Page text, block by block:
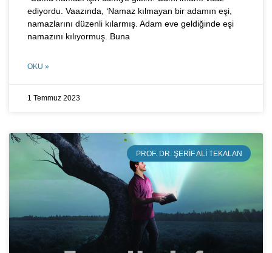
ediyordu. Vaazında, ‘Namaz kılmayan bir adamın eşi,
namazlarını düzenli kılarmış. Adam eve geldiğinde eşi
namazını kılıyormuş. Buna
OKU »
1 Temmuz 2023
PROF. DR. ŞERIF ALI TEKALAN